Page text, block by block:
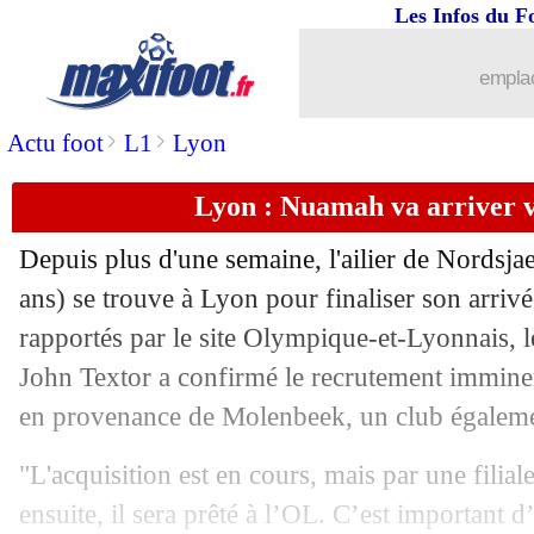
Actu foot> L1 > Lyon
Les Infos du
Lyon : Nuamah va arriver
Depuis plus d'une semaine, l'ailier de
ans) se trouve à Lyon pour finaliser son
rapportés par le site Olympique-et-Lyonnais,
John Textor a confirmé le recrutement
en provenance de Molenbeek, un club
"L'acquisition est en cours, mais par une
ensuite, il sera prêté à l’OL. C’est important
Man Utd : Lorient tente le coup van
30/08 Rennes: Theate, Leipzig dit stop
: une offre de l'OM pour Al-
30/08 Tottenham: Ndombélé, le Genoa a
30/08 Francfort: Kolo Muani se trouve à
30/08 OM : Lorient, Touré toujours
30/08 Man Utd: mauvaise nouvelle pour
Lyon : Amin Sarr vers un prêt en L1 ?